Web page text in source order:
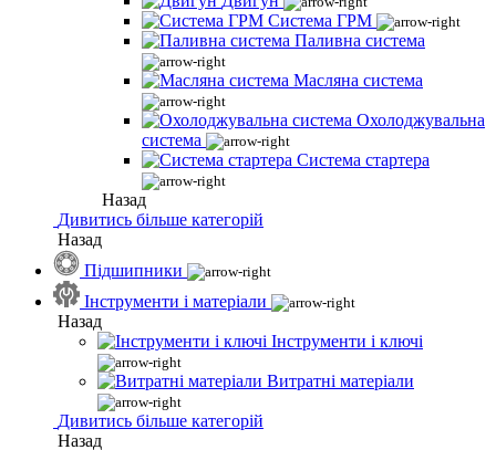
Система ГРМ
Паливна система
Масляна система
Охолоджувальна
система
Система стартера
Назад
Дивитись більше категорій
Назад
Підшипники
Інструменти і матеріали
Назад
Інструменти і ключі
Витратні матеріали
Дивитись більше категорій
Назад